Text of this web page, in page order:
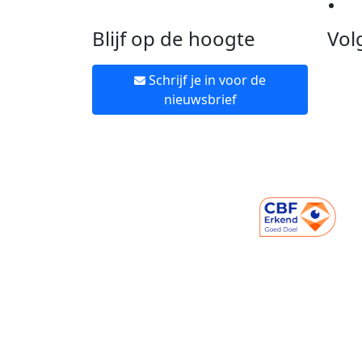
Blijf op de hoogte
Schrijf je in voor de
nieuwsbrief